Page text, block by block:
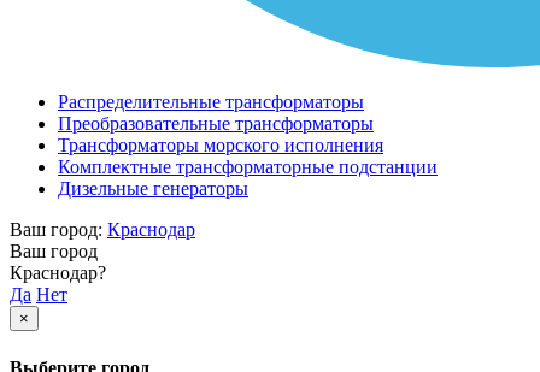
Распределительные трансформаторы
Преобразовательные трансформаторы
Трансформаторы морского исполнения
Комплектные трансформаторные подстанции
Дизельные генераторы
Ваш город: Краснодар
Ваш город
Краснодар?
Да Нет
×
Выберите город